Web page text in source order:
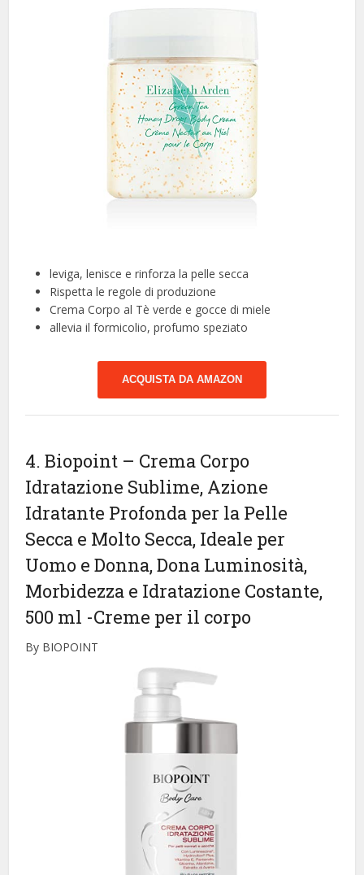
leviga, lenisce e rinforza la pelle secca
Rispetta le regole di produzione
Crema Corpo al Tè verde e gocce di miele
allevia il formicolio, profumo speziato
ACQUISTA DA AMAZON
4. Biopoint – Crema Corpo
Idratazione Sublime, Azione
Idratante Profonda per la Pelle
Secca e Molto Secca, Ideale per
Uomo e Donna, Dona Luminosità,
Morbidezza e Idratazione Costante,
500 ml -Creme per il corpo
By BIOPOINT